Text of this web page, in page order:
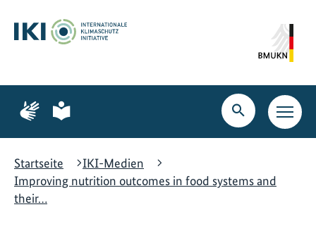
Hauptinhalt
springen
Suche
springen
Hauptnavigation
springen
Zur
Seite
Gebärdensprache
Zur
Seite
leichte
Suche
öffnen
Startseite
IKI-Medien
Improving nutrition outcomes in food systems and
their…